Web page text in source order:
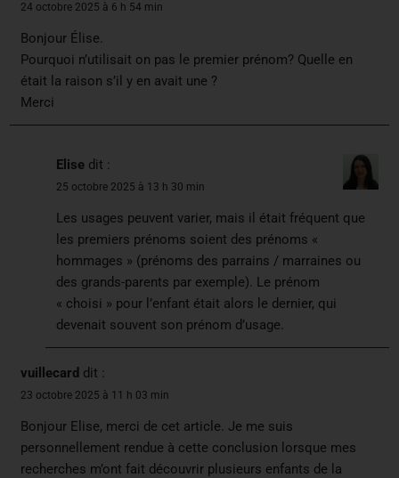
24 octobre 2025 à 6 h 54 min
Bonjour Élise.
Pourquoi n’utilisait on pas le premier prénom? Quelle en
était la raison s’il y en avait une ?
Merci
Elise dit :
25 octobre 2025 à 13 h 30 min
Les usages peuvent varier, mais il était fréquent que
les premiers prénoms soient des prénoms «
hommages » (prénoms des parrains / marraines ou
des grands-parents par exemple). Le prénom
« choisi » pour l’enfant était alors le dernier, qui
devenait souvent son prénom d’usage.
vuillecard dit :
23 octobre 2025 à 11 h 03 min
Bonjour Elise, merci de cet article. Je me suis
personnellement rendue à cette conclusion lorsque mes
recherches m’ont fait découvrir plusieurs enfants de la